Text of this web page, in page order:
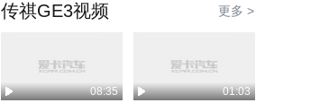
传祺GE3视频 更多 >
08:35 01:03